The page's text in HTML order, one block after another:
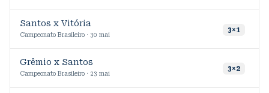
Santos x Vitória
Campeonato Brasileiro · 30 mai
3×1
Grêmio x Santos
Campeonato Brasileiro · 23 mai
3×2